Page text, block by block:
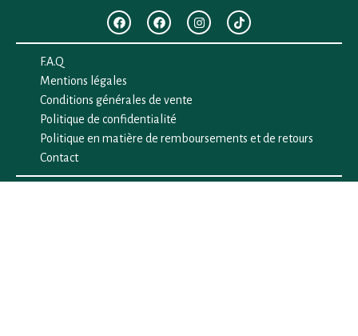
F.A.Q
Mentions légales
Conditions générales de vente
Politique de confidentialité
Politique en matière de remboursements et de retours
Contact